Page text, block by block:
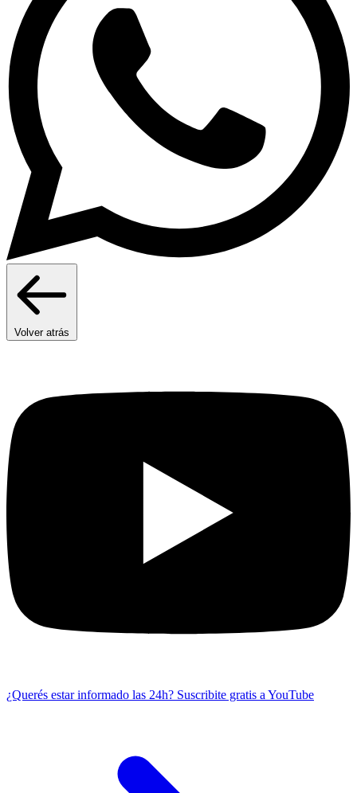
Volver atrás
¿Querés estar informado las 24h? Suscribite gratis a YouTube